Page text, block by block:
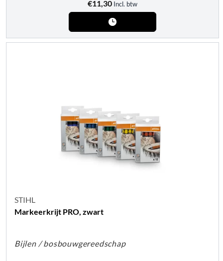
€11,30 Incl. btw
STIHL
Markeerkrijt PRO, zwart
Bijlen / bosbouwgereedschap